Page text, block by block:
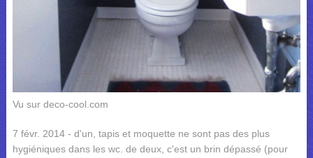
Vu sur deco-cool.com
7 févr. 2014 - d'un, tapis et moquette ne sont pas des plus
hygiéniques dans les wc. de deux, c'est un brin dépassé (pour